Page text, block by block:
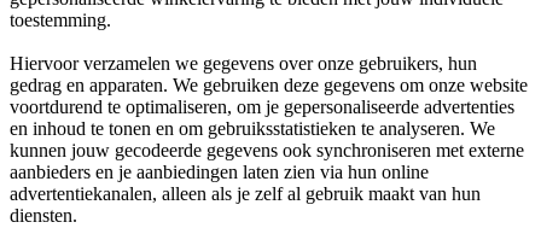
toestemming.
Hiervoor verzamelen we gegevens over onze gebruikers, hun
gedrag en apparaten. We gebruiken deze gegevens om onze website
voortdurend te optimaliseren, om je gepersonaliseerde advertenties
en inhoud te tonen en om gebruiksstatistieken te analyseren. We
kunnen jouw gecodeerde gegevens ook synchroniseren met externe
aanbieders en je aanbiedingen laten zien via hun online
advertentiekanalen, alleen als je zelf al gebruik maakt van hun
diensten.